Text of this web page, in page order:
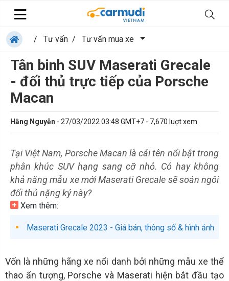
/ Tư vấn / Tư vấn mua xe
Tân binh SUV Maserati Grecale
- đối thủ trực tiếp của Porsche
Macan
Hằng Nguyễn - 27/03/2022 03:48 GMT+7 - 7,670 luợt xem
Tại Việt Nam, Porsche Macan là cái tên nổi bật trong
phân khúc SUV hạng sang cỡ nhỏ. Có hay không
khả năng mẫu xe mới Maserati Grecale sẽ soán ngôi
đối thủ nặng ký này?
Xem thêm:
Maserati Grecale 2023 - Giá bán, thông số & hình ảnh
Vốn là những hãng xe nổi danh bởi những mẫu xe thể
thao ấn tượng, Porsche và Maserati hiện bắt đầu tạo